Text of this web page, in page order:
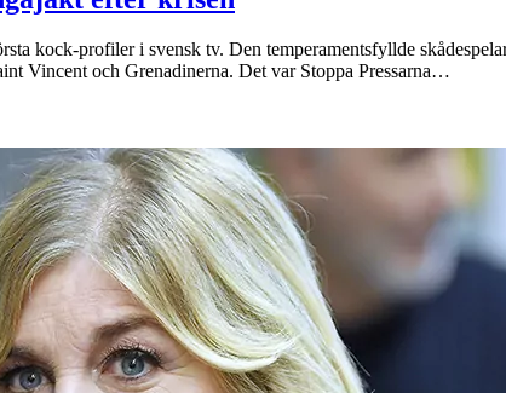
kock-profiler i svensk tv. Den temperamentsfyllde
Vincent och Grenadinerna. Det var Stoppa Pressarna…